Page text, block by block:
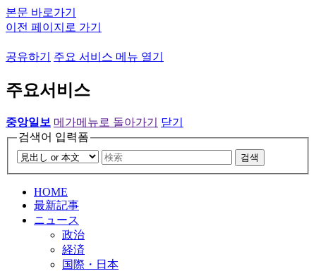
본문 바로가기
이전 페이지로 가기
공유하기 주요 서비스 메뉴 열기
주요서비스
중앙일보 메가메뉴로 돌아가기
닫기
검색어 입력폼
검색
HOME
最新記事
ニュース
政治
経済
国際・日本